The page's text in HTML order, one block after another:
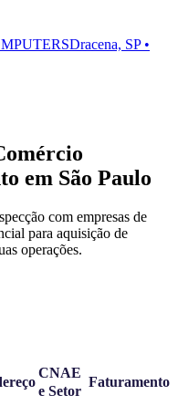
Dracena, SP •
em São Paulo
com empresas de
para aquisição de
operações.
CNAE
e Setor
Faturamento